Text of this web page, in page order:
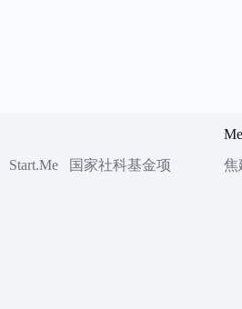
Start.Me 国家社科基金项
焦